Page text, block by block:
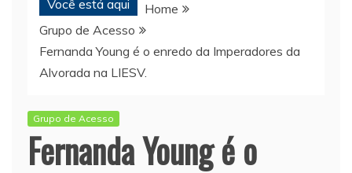
Você está aqui
Home
Grupo de Acesso
Fernanda Young é o enredo da Imperadores da
Alvorada na LIESV.
Grupo de Acesso
Fernanda Young é o